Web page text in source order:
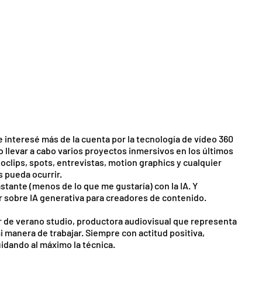
interesé más de la cuenta por la tecnología de vídeo 360
llevar a cabo varios proyectos inmersivos en los últimos
spots, entrevistas, motion graphics y cualquier
pueda ocurrir.
(menos de lo que me gustaría) con la IA. Y
IA generativa para creadores de contenido.
de verano studio, productora audiovisual que representa
manera de trabajar. Siempre con actitud positiva,
al máximo la técnica.